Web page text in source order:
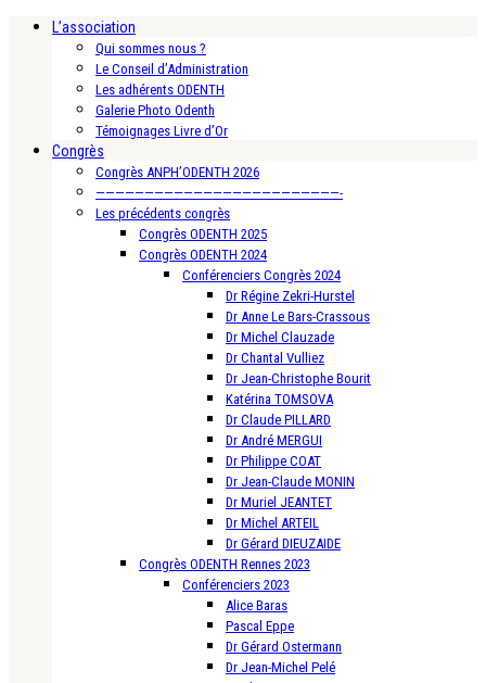
L’association
Qui sommes nous ?
Le Conseil d’Administration
Les adhérents ODENTH
Galerie Photo Odenth
Témoignages Livre d’Or
Congrès
Congrès ANPH’ODENTH 2026
—————————————————————————-
Les précédents congrès
Congrès ODENTH 2025
Congrès ODENTH 2024
Conférenciers Congrès 2024
Dr Régine Zekri-Hurstel
Dr Anne Le Bars-Crassous
Dr Michel Clauzade
Dr Chantal Vulliez
Dr Jean-Christophe Bourit
Katérina TOMSOVA
Dr Claude PILLARD
Dr André MERGUI
Dr Philippe COAT
Dr Jean-Claude MONIN
Dr Muriel JEANTET
Dr Michel ARTEIL
Dr Gérard DIEUZAIDE
Congrès ODENTH Rennes 2023
Conférenciers 2023
Alice Baras
Pascal Eppe
Dr Gérard Ostermann
Dr Jean-Michel Pelé